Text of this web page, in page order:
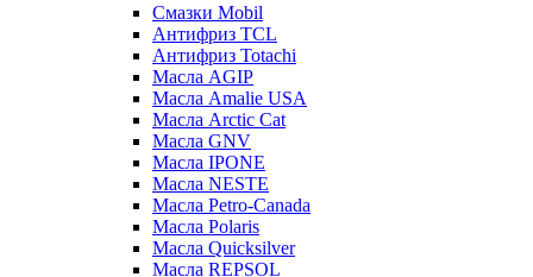
Смазки Mobil
Антифриз TCL
Антифриз Totachi
Масла AGIP
Масла Amalie USA
Масла Arctic Cat
Масла GNV
Масла IPONE
Масла NESTE
Масла Petro-Canada
Масла Polaris
Масла Quicksilver
Масла REPSOL